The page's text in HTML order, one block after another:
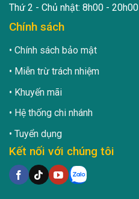
Thứ 2 - Chủ nhật: 8h00 - 20h00
Chính sách
Chính sách bảo mật
Miễn trừ trách nhiệm
Khuyến mãi
Hệ thống chi nhánh
Tuyển dụng
Kết nối với chúng tôi